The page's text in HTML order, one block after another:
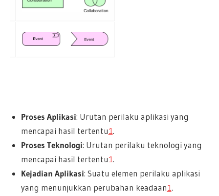
Proses Aplikasi: Urutan perilaku aplikasi yang
mencapai hasil tertentu1.
Proses Teknologi: Urutan perilaku teknologi yang
mencapai hasil tertentu1.
Kejadian Aplikasi: Suatu elemen perilaku aplikasi
yang menunjukkan perubahan keadaan1.